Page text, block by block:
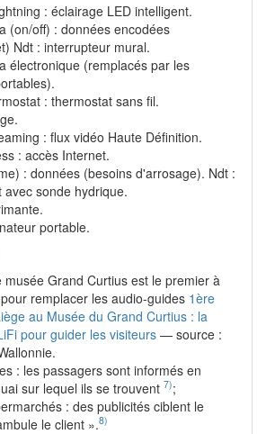
: éclairage LED intelligent.
(on/off) : données encodées
Ndt : interrupteur mural.
électronique (remplacés par les
: thermostat sans fil.
: flux vidéo Haute Définition.
: accès Internet.
: données (besoins d'arrosage). Ndt :
avec sonde hydrique.
portable.
musée Grand Curtius est le premier à
remplacer les audio-guides 1ère
au Musée du Grand Curtius : la
pour guider les visiteurs — source :
: les passagers sont informés en
sur lequel ils se trouvent 7);
: des publicités ciblent le
le client ».8)